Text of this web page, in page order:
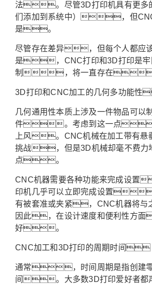
法。尽管3D打印机具有更多
们添加到系统中），但
是。
尽管存在差异，但每个人都应
是，CNC打印和3D打印是牢
制，将一直存在
3D打印和CNC加工的几何多功能性
几何通用性本质上涉及一件物品可以
件。考虑到这一点
上风。CNC机械在加工带有悬
挑战，但是3D机械却毫不费力
点。
CNC机器需要各种功能来完成设
印机几乎可以立即完成设置
有被套准或夹紧，CNC机器将
因此，在设计速度和便利性方面
好。
CNC加工和3D打印的周期时间
通常，时间周期是指创建零
间。大多数3D打印爱好者都